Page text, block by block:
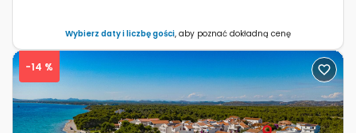
Wybierz daty i liczbę gości, aby poznać dokładną cenę
-14 %